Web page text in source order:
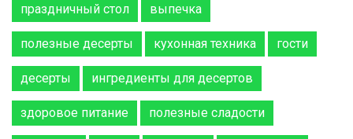
праздничный стол выпечка
полезные десерты кухонная техника гости
десерты ингредиенты для десертов
здоровое питание полезные сладости